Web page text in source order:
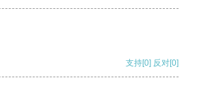
支持[0] 反对[0]